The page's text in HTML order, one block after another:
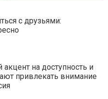
с друзьями:
на доступность и
привлекать внимание